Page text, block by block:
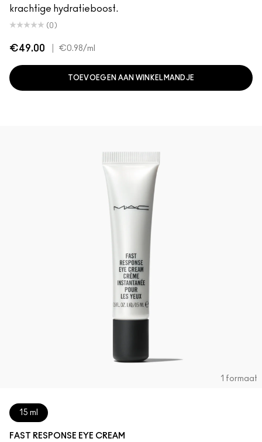
krachtige hydratieboost.
(0)
€49.00 €0.98/ml
TOEVOEGEN AAN WINKELMANDJE
1 formaat
15 ml
FAST RESPONSE EYE CREAM